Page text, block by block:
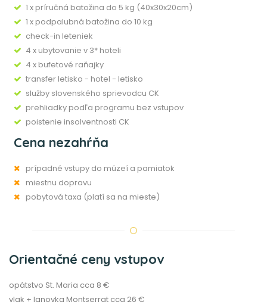
1 x príručná batožina do 5 kg (40x30x20cm)
1 x podpalubná batožina do 10 kg
check-in leteniek
4 x ubytovanie v 3* hoteli
4 x bufetové raňajky
transfer letisko - hotel - letisko
služby slovenského sprievodcu CK
prehliadky podľa programu bez vstupov
poistenie insolventnosti CK
Cena nezahŕňa
prípadné vstupy do múzeí a pamiatok
miestnu dopravu
pobytová taxa (platí sa na mieste)
Orientačné ceny vstupov
opátstvo St. Maria cca 8 €
vlak + lanovka Montserrat cca 26 €